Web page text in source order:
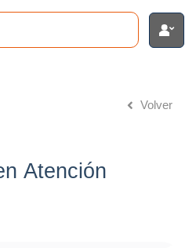
Volver
Atención